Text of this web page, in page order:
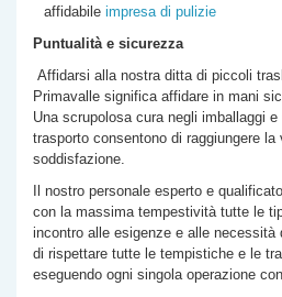
affidabile impresa di pulizie
Puntualità e sicurezza
Affidarsi alla nostra ditta di piccoli
Primavalle significa affidare in mani
Una scrupolosa cura negli imballaggi
trasporto consentono di raggiungere
soddisfazione.
Il nostro personale esperto e
con la massima tempestività tutte le
incontro alle esigenze e alle necessità
di rispettare tutte le tempistiche e le
eseguendo ogni singola operazione